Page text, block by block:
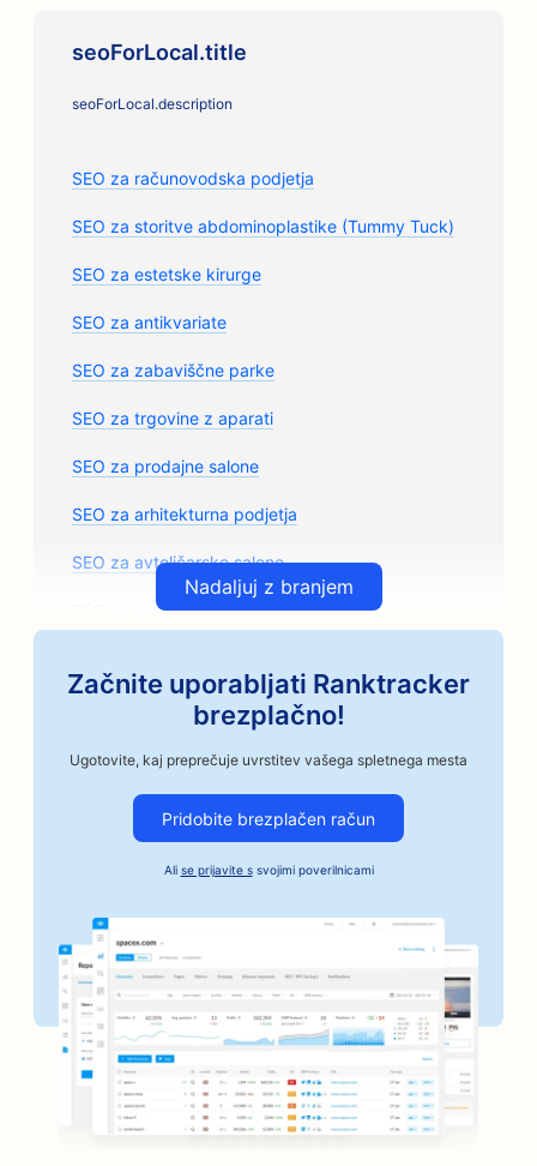
seoForLocal.title
seoForLocal.description
SEO za računovodska podjetja
SEO za storitve abdominoplastike (Tummy Tuck)
SEO za estetske kirurge
SEO za antikvariate
SEO za zabaviščne parke
SEO za trgovine z aparati
SEO za prodajne salone
SEO za arhitekturna podjetja
SEO za avtoličarske salone
SEO za trgovine z avtomobilskimi deli
SEO za avtomehanične delavnice
SEO za obrtne pražarne kave
SEO za storitve Bail Bonds
SEO za frizerske salone
SEO za banke
SEO za knjigarne
SEO za sklepe za peko na žaru
SEO za kavarne z namiznimi igrami
Nadaljuj z branjem
Začnite uporabljati Ranktracker
brezplačno!
Ugotovite, kaj preprečuje uvrstitev vašega spletnega mesta
Pridobite brezplačen račun
Ali se prijavite ssvojimi poverilnicami